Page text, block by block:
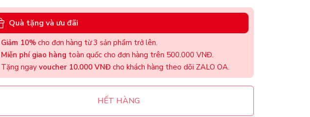
Quà tặng và ưu đãi
Giảm 10% cho đơn hàng từ 3 sản phẩm trở lên.
Miễn phí giao hàng toàn quốc cho đơn hàng trên 500.000 VNĐ.
Tặng ngay voucher 10.000 VNĐ cho khách hàng theo dõi ZALO OA.
HẾT HÀNG